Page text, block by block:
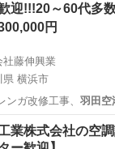
迎!!!20～60代多
円
社藤伸興業
県 横浜市
ガ改修工事、 羽田空
他
業株式会社の空